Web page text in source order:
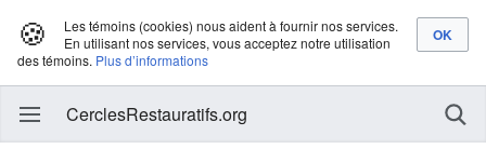
🍪
Les témoins (cookies) nous aident à fournir nos services.
En utilisant nos services, vous acceptez notre utilisation
des témoins. Plus d’informations
CerclesRestauratifs.org